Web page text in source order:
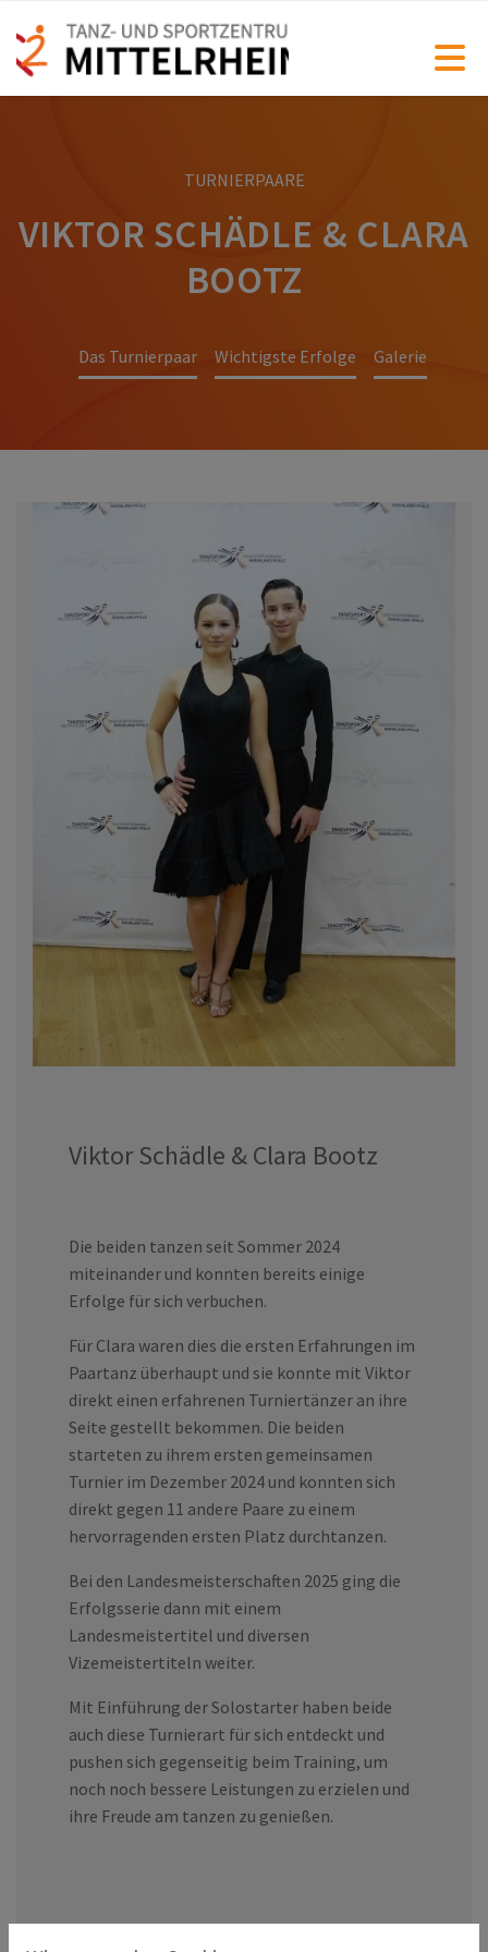
TURNIERPAARE
VIKTOR SCHÄDLE & CLARA
BOOTZ
Das Turnierpaar Wichtigste Erfolge Galerie
Viktor Schädle & Clara Bootz
Die beiden tanzen seit Sommer 2024
miteinander und konnten bereits einige
Erfolge für sich verbuchen.
Für Clara waren dies die ersten Erfahrungen im
Paartanz überhaupt und sie konnte mit Viktor
direkt einen erfahrenen Turniertänzer an ihre
Seite gestellt bekommen. Die beiden
starteten zu ihrem ersten gemeinsamen
Turnier im Dezember 2024 und konnten sich
direkt gegen 11 andere Paare zu einem
hervorragenden ersten Platz durchtanzen.
Bei den Landesmeisterschaften 2025 ging die
Erfolgsserie dann mit einem
Landesmeistertitel und diversen
Vizemeistertiteln weiter.
Mit Einführung der Solostarter haben beide
auch diese Turnierart für sich entdeckt und
pushen sich gegenseitig beim Training, um
noch noch bessere Leistungen zu erzielen und
ihre Freude am tanzen zu genießen.